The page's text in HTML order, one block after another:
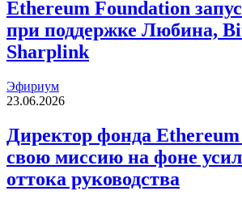
Ethereum Foundation
при поддержке Любина,
Sharplink
Эфириум
23.06.2026
Директор фонда
свою миссию на фоне
оттока руководства